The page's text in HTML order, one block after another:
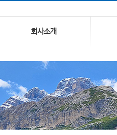
회사소개